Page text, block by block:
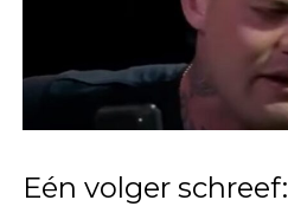
Eén volger schreef: